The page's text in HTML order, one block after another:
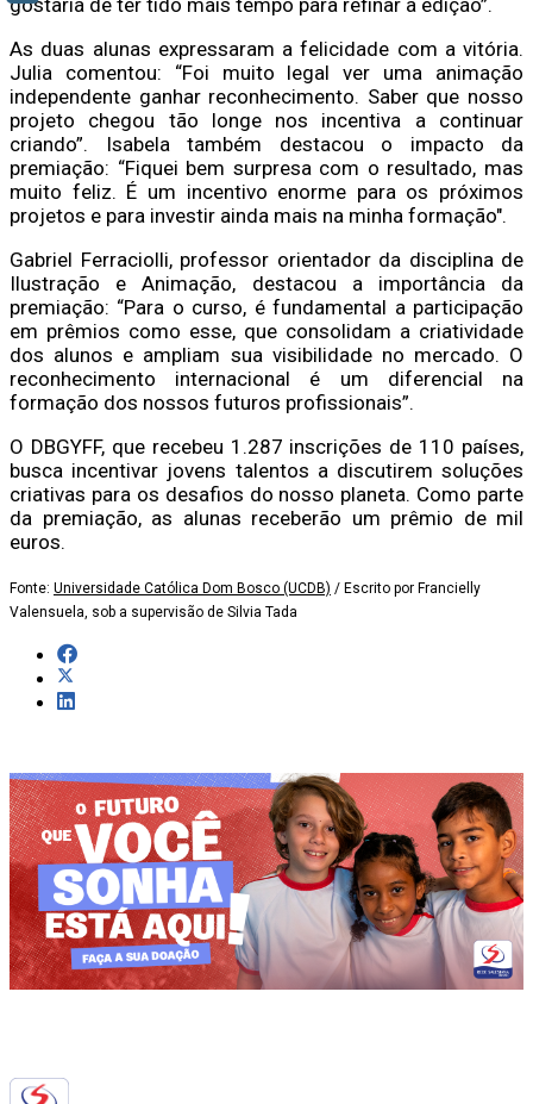
gostaria de ter tido mais tempo para refinar a edição”.
As duas alunas expressaram a felicidade com a vitória.
Julia comentou: “Foi muito legal ver uma animação
independente ganhar reconhecimento. Saber que nosso
projeto chegou tão longe nos incentiva a continuar
criando”. Isabela também destacou o impacto da
premiação: “Fiquei bem surpresa com o resultado, mas
muito feliz. É um incentivo enorme para os próximos
projetos e para investir ainda mais na minha formação".
Gabriel Ferraciolli, professor orientador da disciplina de
Ilustração e Animação, destacou a importância da
premiação: “Para o curso, é fundamental a participação
em prêmios como esse, que consolidam a criatividade
dos alunos e ampliam sua visibilidade no mercado. O
reconhecimento internacional é um diferencial na
formação dos nossos futuros profissionais”.
O DBGYFF, que recebeu 1.287 inscrições de 110 países,
busca incentivar jovens talentos a discutirem soluções
criativas para os desafios do nosso planeta. Como parte
da premiação, as alunas receberão um prêmio de mil
euros.
Fonte: Universidade Católica Dom Bosco (UCDB) / Escrito por Francielly
Valensuela, sob a supervisão de Silvia Tada